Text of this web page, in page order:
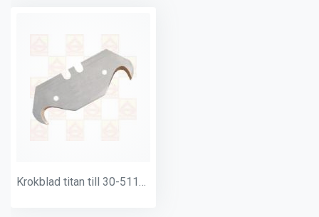
Krokblad titan till 30-5110 10-pack